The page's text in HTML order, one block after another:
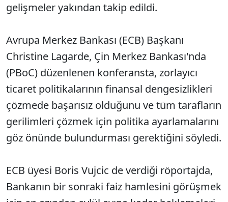
gelişmeler yakından takip edildi.
Avrupa Merkez Bankası (ECB) Başkanı
Christine Lagarde, Çin Merkez Bankası'nda
(PBoC) düzenlenen konferansta, zorlayıcı
ticaret politikalarının finansal dengesizlikleri
çözmede başarısız olduğunu ve tüm tarafların
gerilimleri çözmek için politika ayarlamalarını
göz önünde bulundurması gerektiğini söyledi.
ECB üyesi Boris Vujcic de verdiği röportajda,
Bankanın bir sonraki faiz hamlesini görüşmek